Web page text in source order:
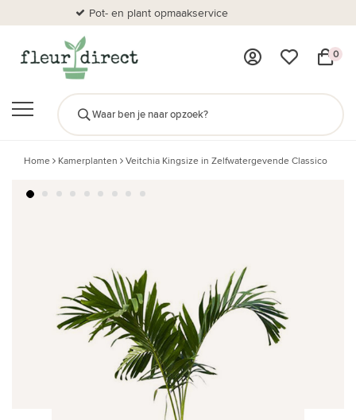
Pot- en plant opmaakservice
0
Home Kamerplanten Veitchia Kingsize in Zelfwatergevende Classico